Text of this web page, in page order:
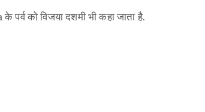
पर्व को विजया दशमी भी कहा जाता है.